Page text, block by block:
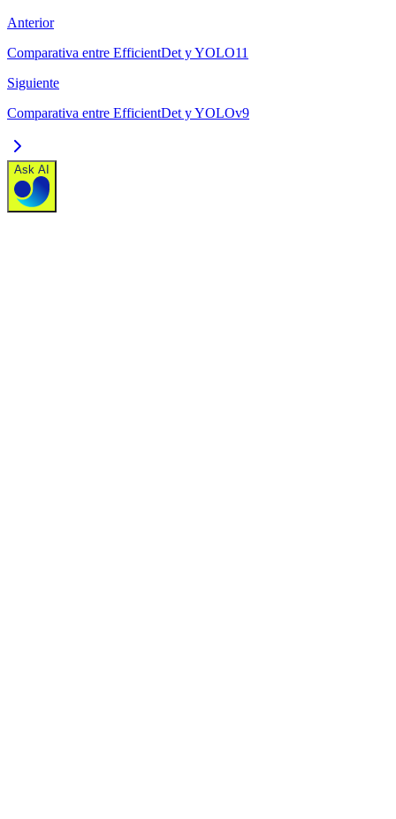
Anterior
Comparativa entre EfficientDet y YOLO11
Siguiente
Comparativa entre EfficientDet y YOLOv9
Ask AI